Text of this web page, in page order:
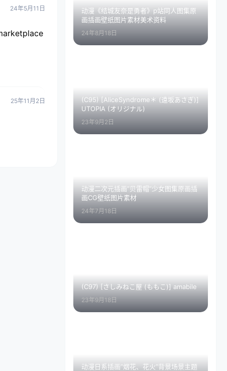
24年5月11日
25年11月2日
动漫《结城友奈是勇者》p站同人图集原
画插画壁纸图片素材美术资料
24年8月18日
(C95) [AliceSyndrome＊ (遠坂あさぎ)]
UTOPIA (オリジナル)
23年9月2日
动漫二次元插画”贝雷帽”少女图集原画插
画CG壁纸图片素材
24年7月18日
(C97) [さしみねこ屋 (ももこ)] amabile
23年9月18日
动漫日系插画”烟花、花火”背景场景主题